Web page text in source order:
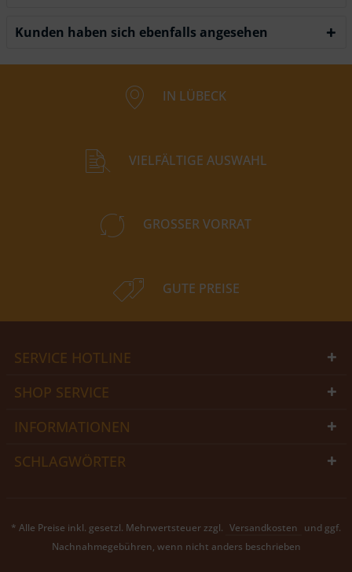
Kunden haben sich ebenfalls angesehen
IN LÜBECK
VIELFÄLTIGE AUSWAHL
GROSSER VORRAT
GUTE PREISE
SERVICE HOTLINE
SHOP SERVICE
INFORMATIONEN
SCHLAGWÖRTER
* Alle Preise inkl. gesetzl. Mehrwertsteuer zzgl. Versandkosten und ggf.
Nachnahmegebühren, wenn nicht anders beschrieben